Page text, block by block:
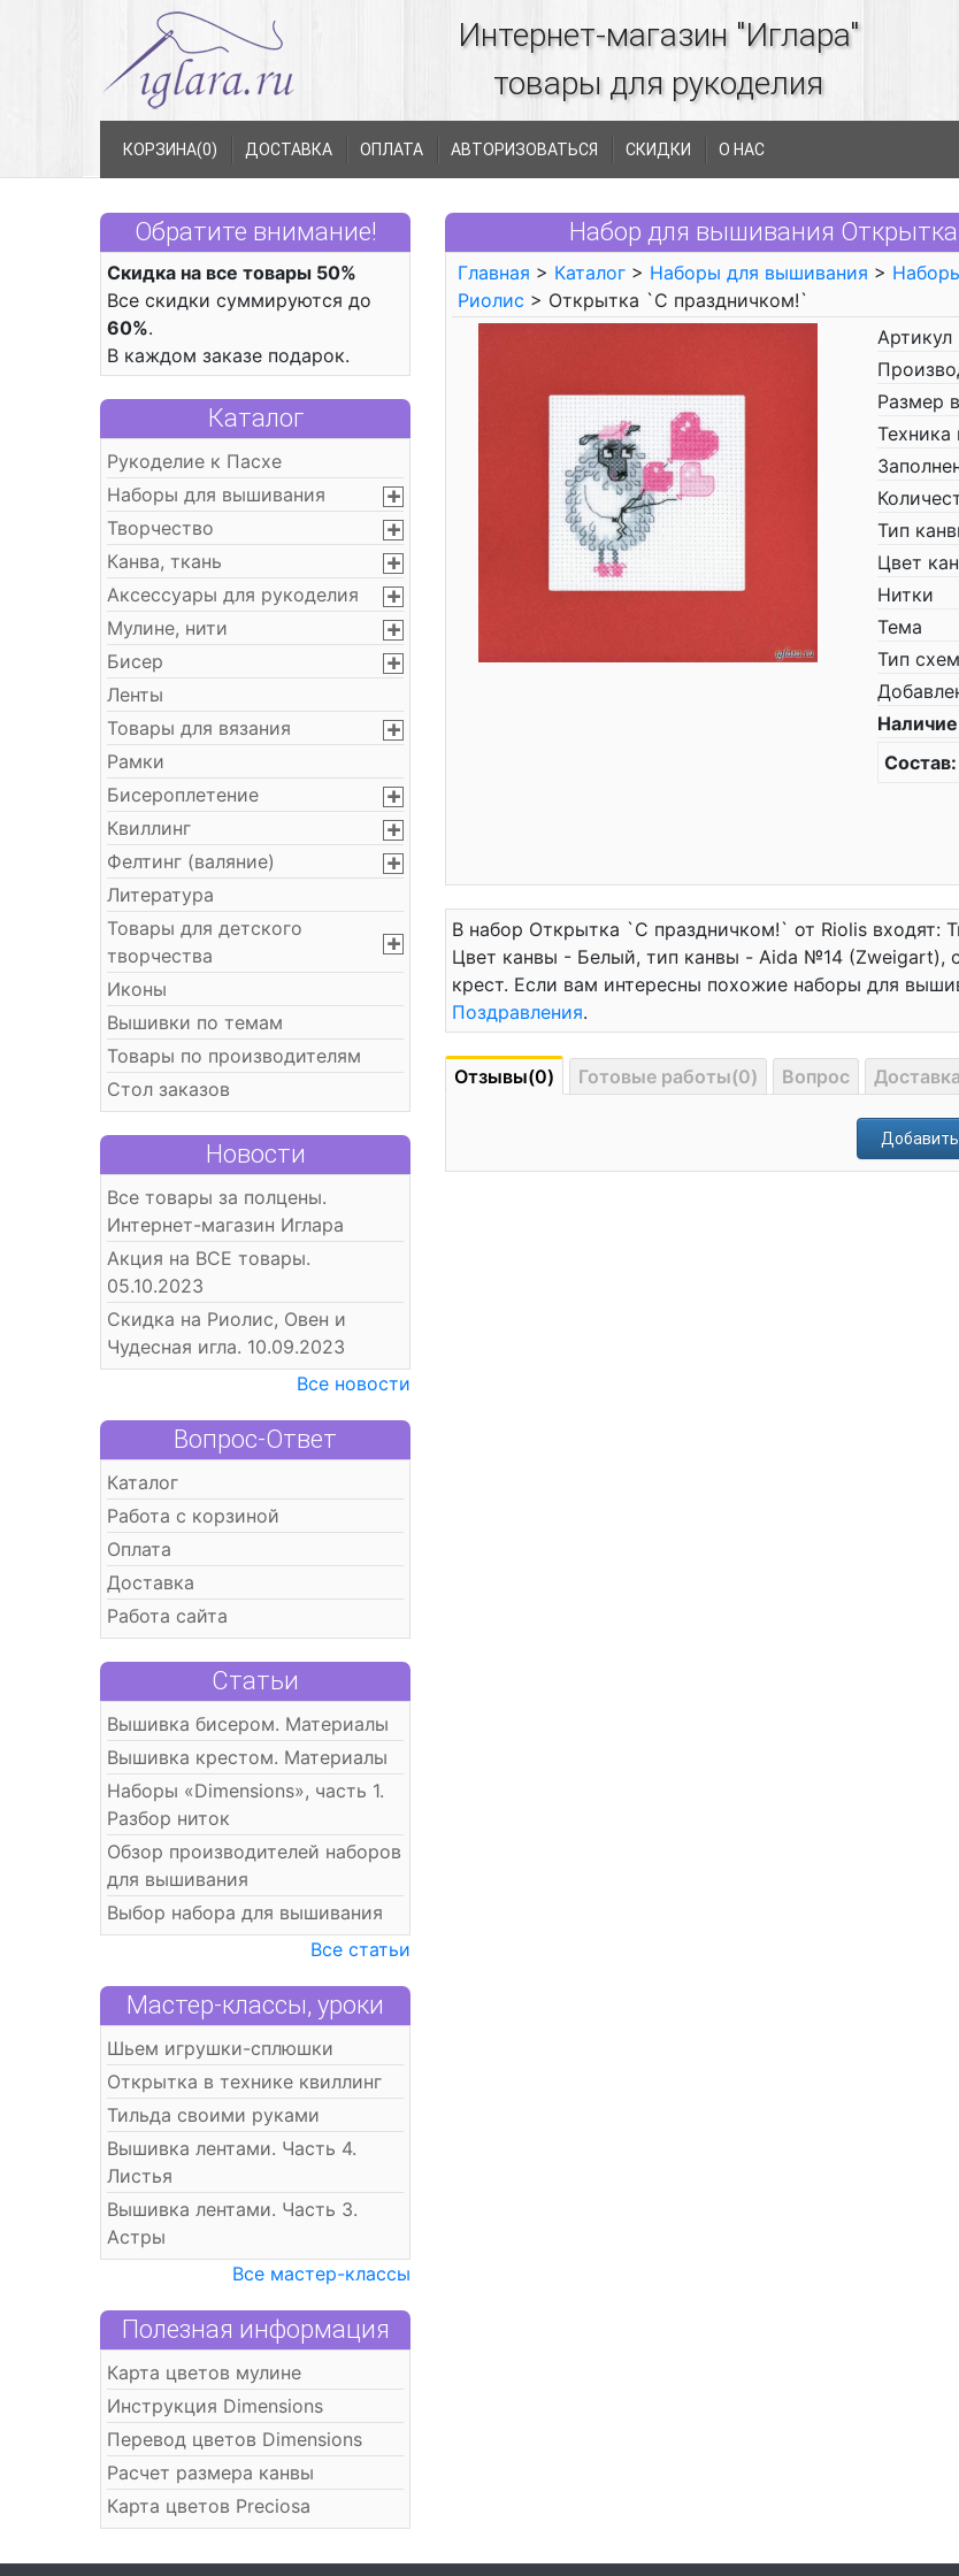
Интернет-магазин "Иглара"
товары для рукоделия
КОРЗИНА(0) ДОСТАВКА ОПЛАТА АВТОРИЗОВАТЬСЯ СКИДКИ О НАС
Обратите внимание!
Скидка на все товары 50%
Все скидки суммируются до
60%.
В каждом заказе подарок.
Каталог
Рукоделие к Пасхе
Наборы для вышивания
Творчество
Канва, ткань
Аксессуары для рукоделия
Мулине, нити
Бисер
Ленты
Товары для вязания
Рамки
Бисероплетение
Квиллинг
Фелтинг (валяние)
Литература
Товары для детского
творчества
Иконы
Вышивки по темам
Товары по производителям
Стол заказов
Новости
Все товары за полцены.
Интернет-магазин Иглара
Акция на ВСЕ товары.
05.10.2023
Скидка на Риолис, Овен и
Чудесная игла. 10.09.2023
Все новости
Вопрос-Ответ
Каталог
Работа с корзиной
Оплата
Доставка
Работа сайта
Статьи
Вышивка бисером. Материалы
Вышивка крестом. Материалы
Наборы «Dimensions», часть 1.
Разбор ниток
Обзор производителей наборов
для вышивания
Выбор набора для вышивания
Все статьи
Мастер-классы, уроки
Шьем игрушки-сплюшки
Открытка в технике квиллинг
Тильда своими руками
Вышивка лентами. Часть 4.
Листья
Вышивка лентами. Часть 3.
Астры
Все мастер-классы
Полезная информация
Карта цветов мулине
Инструкция Dimensions
Перевод цветов Dimensions
Расчет размера канвы
Карта цветов Preciosa
Набор для вышивания
Главная > Каталог > Наборы для вышивания >
Риолис > Открытка `C праздничком!`
Артикул
Размер
Техника
Тип
Цвет
Нитки
Тема
Тип
Наличие
Состав:
В набор Открытка `C праздничком!` от Riolis входят:
Цвет канвы - Белый, тип канвы - Aida №14 (Zweigart),
крест. Если вам интересны похожие наборы для
Поздравления.
Отзывы(0) Готовые работы(0) Вопрос Доставка